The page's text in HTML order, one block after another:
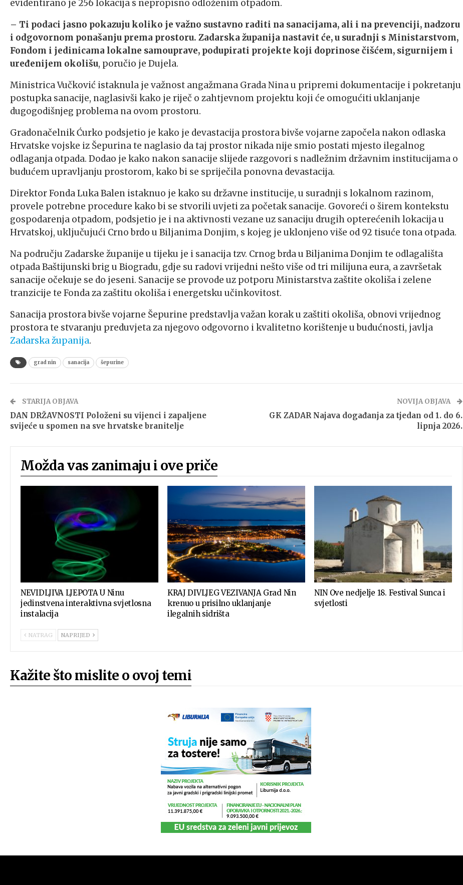
evidentirano je 256 lokacija s nepropisno odloženim otpadom.
– Ti podaci jasno pokazuju koliko je važno sustavno raditi na sanacijama, ali i na prevenciji, nadzoru
i odgovornom ponašanju prema prostoru. Zadarska županija nastavit će, u suradnji s Ministarstvom,
Fondom i jedinicama lokalne samouprave, podupirati projekte koji doprinose čišćem, sigurnijem i
uređenijem okolišu, poručio je Dujela.
Ministrica Vučković istaknula je važnost angažmana Grada Nina u pripremi dokumentacije i pokretanju
postupka sanacije, naglasivši kako je riječ o zahtjevnom projektu koji će omogućiti uklanjanje
dugogodišnjeg problema na ovom prostoru.
Gradonačelnik Ćurko podsjetio je kako je devastacija prostora bivše vojarne započela nakon odlaska
Hrvatske vojske iz Šepurina te naglasio da taj prostor nikada nije smio postati mjesto ilegalnog
odlaganja otpada. Dodao je kako nakon sanacije slijede razgovori s nadležnim državnim institucijama o
budućem upravljanju prostorom, kako bi se spriječila ponovna devastacija.
Direktor Fonda Luka Balen istaknuo je kako su državne institucije, u suradnji s lokalnom razinom,
provele potrebne procedure kako bi se stvorili uvjeti za početak sanacije. Govoreći o širem kontekstu
gospodarenja otpadom, podsjetio je i na aktivnosti vezane uz sanaciju drugih opterećenih lokacija u
Hrvatskoj, uključujući Crno brdo u Biljanima Donjim, s kojeg je uklonjeno više od 92 tisuće tona otpada.
Na području Zadarske županije u tijeku je i sanacija tzv. Crnog brda u Biljanima Donjim te odlagališta
otpada Baštijunski brig u Biogradu, gdje su radovi vrijedni nešto više od tri milijuna eura, a završetak
sanacije očekuje se do jeseni. Sanacije se provode uz potporu Ministarstva zaštite okoliša i zelene
tranzicije te Fonda za zaštitu okoliša i energetsku učinkovitost.
Sanacija prostora bivše vojarne Šepurine predstavlja važan korak u zaštiti okoliša, obnovi vrijednog
prostora te stvaranju preduvjeta za njegovo odgovorno i kvalitetno korištenje u budućnosti, javlja
Zadarska županija.
grad nin sanacija šepurine
STARIJA OBJAVA
DAN DRŽAVNOSTI Položeni su vijenci i zapaljene
svijeće u spomen na sve hrvatske branitelje
NOVIJA OBJAVA
GK ZADAR Najava događanja za tjedan od 1. do 6.
lipnja 2026.
Možda vas zanimaju i ove priče
NEVIDLJIVA LJEPOTA U Ninu
jedinstvena interaktivna svjetlosna
instalacija
KRAJ DIVLJEG VEZIVANJA Grad Nin
krenuo u prisilno uklanjanje
ilegalnih sidrišta
NIN Ove nedjelje 18. Festival Sunca i
svjetlosti
NATRAG NAPRIJED
Kažite što mislite o ovoj temi